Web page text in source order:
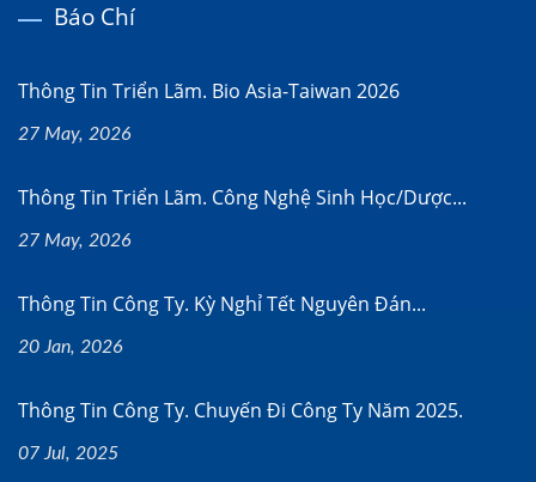
Báo Chí
Thông Tin Triển Lãm. Bio Asia-Taiwan 2026
27 May, 2026
Thông Tin Triển Lãm. Công Nghệ Sinh Học/dược...
27 May, 2026
Thông Tin Công Ty. Kỳ Nghỉ Tết Nguyên Đán...
20 Jan, 2026
Thông Tin Công Ty. Chuyến Đi Công Ty Năm 2025.
07 Jul, 2025